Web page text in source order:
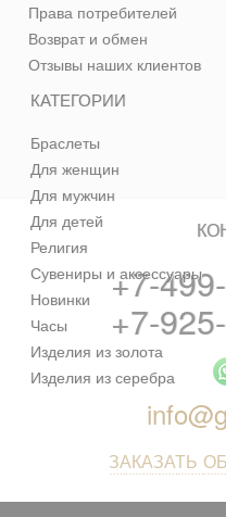
КАТЕГОРИИ
Браслеты
Для женщин
Для мужчин
Для детей
Религия
Сувениры и аксессуары
Новинки
Часы
Изделия из золота
Изделия из серебра
Права потребителей
Возврат и обмен
Отзывы наших клиентов
+7-
+7-
ЗАКАЗАТЬ